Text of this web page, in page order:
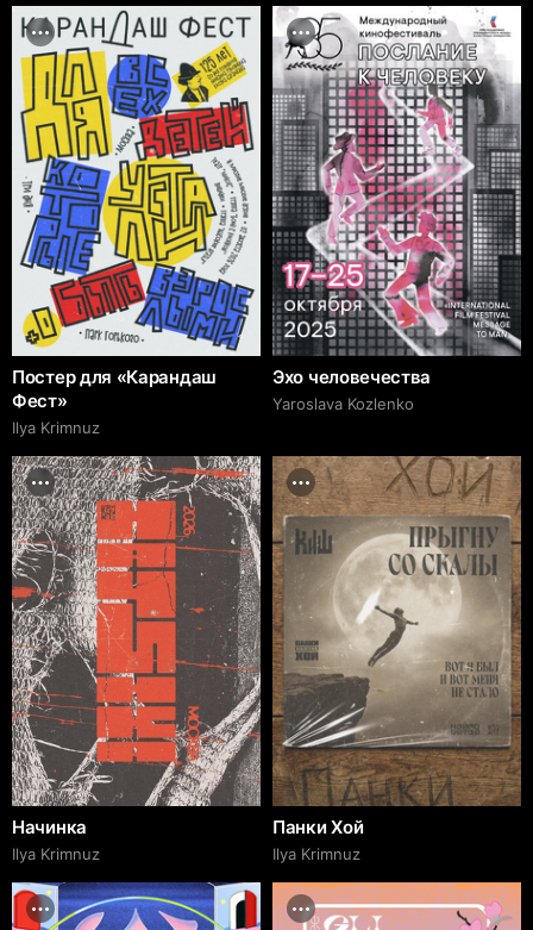
Постер для «Карандаш
Фест»
Ilya Krimnuz
Эхо человечества
Yaroslava Kozlenko
Начинка
Ilya Krimnuz
Панки Хой
Ilya Krimnuz